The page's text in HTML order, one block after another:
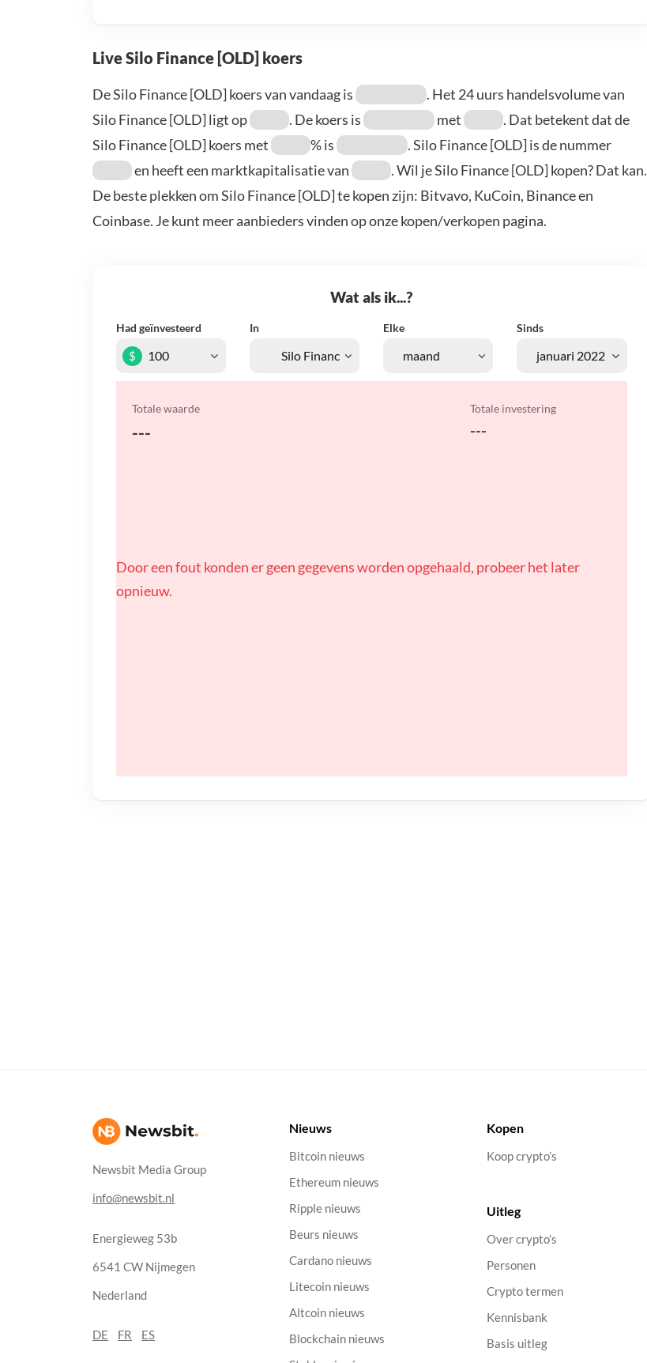
Live Silo Finance [OLD] koers
De Silo Finance [OLD] koers van vandaag is
. Het 24 uurs handelsvolume van
Silo Finance [OLD] ligt op
. De koers is met
. Dat betekent dat de
Silo Finance [OLD] koers met
% is
. Silo Finance [OLD] is de nummer
en heeft een marktkapitalisatie van
. Wil je Silo Finance [OLD] kopen? Dat kan.
De beste plekken om Silo Finance [OLD] te kopen zijn: Bitvavo, KuCoin, Binance en
Coinbase. Je kunt meer aanbieders vinden op onze kopen/verkopen pagina.
Wat als ik...?
Had geïnvesteerd In Elke Sinds
$
Totale waarde
---
Totale investering
---
Door een fout konden er geen gegevens worden opgehaald, probeer het later
opnieuw.
Newsbit Media Group
info@newsbit.nl
Energieweg 53b
6541 CW Nijmegen
Nederland
DE FR ES
Nieuws
Bitcoin nieuws
Ethereum nieuws
Ripple nieuws
Beurs nieuws
Cardano nieuws
Litecoin nieuws
Altcoin nieuws
Blockchain nieuws
Kopen
Koop crypto’s
Uitleg
Over crypto’s
Personen
Crypto termen
Kennisbank
Basis uitleg